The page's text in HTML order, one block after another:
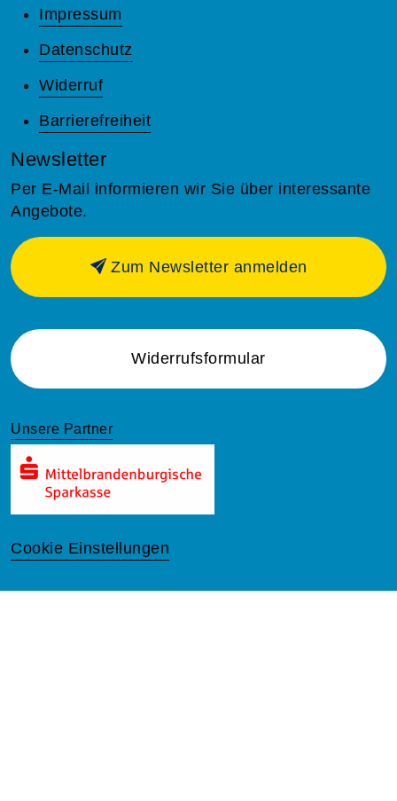
Impressum
Datenschutz
Widerruf
Barrierefreiheit
Newsletter
Per E-Mail informieren wir Sie über interessante
Angebote.
Zum Newsletter anmelden
Widerrufsformular
Unsere Partner
Cookie Einstellungen